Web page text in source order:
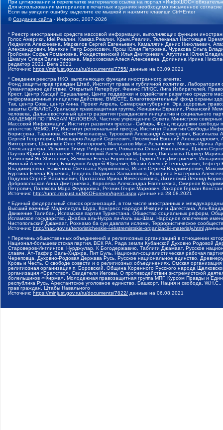
При цитировании и перепечатке материалов ссылка на портал «ИнфоШОС»
Для использования материалов в печатных изданиях необходимо письменное
Если вы увидели ошибку, выделите ее мышкой и нажмите клавиши Ctrl+Enter
©Создание сайта - Инфорос, 2007-2026
* Реестр иностранных средств массовой информации, выполняющих функции
Голос Америки, Idel.Реалии, Кавказ.Реалии, Крым.Реалии, Телеканал Настоящее
Людмила Алексеевна, Маркелов Сергей Евгеньевич, Камалягин Денис Николаевич,
Александрович, Маняхин Петр Борисович, Ярош Юлия Петровна, Чуракова Ольга
Гройсман Софья Романовна, Рождественский Илья Дмитриевич, Апухтина Юлия
Шмагун Олеся Валентиновна, Мароховская Алеся Алексеевна, Долинина Ирина
редактор 2021, Вега 2021
Источник: https://minjust.gov.ru/ru/documents/7755/ данные на 03.09.2021
* Сведения реестра НКО, выполняющих функции иностранного агента:
Фонд защиты прав граждан Штаб, Институт права и публичной политики,
Гуманитарное действие, Открытый Петербург, Феникс ПЛЮС, Лига Избирателей,
Крест, Центр Хасдей Ерушалаим, Центр поддержки и содействия развитию средств
информационных инициатив Действие, ВМЕСТЕ, Благотворительный фонд охраны
Так, центр Сова, центр Анна, Проект Апрель, Самарская губерния, Эра здоровья,
защиты СИБАЛЬТ, Уральская правозащитная группа, Женщины Евразии, Рязанский
человека, Дальневосточный центр развития гражданских инициатив и социального
АКАДЕМИЯ ПО ПРАВАМ ЧЕЛОВЕКА, Частное учреждение Совета Министров северных
Массовой Информации, Институт развития прессы - Сибирь, Фонд поддержки
агентство МЕМО. РУ, Институт региональной прессы, Институт Развития Свободы
Борисовна, Таранова Юлия Николаевна, Туровский Александр Алексеевич,
Сергей Георгиевич, Пивоваров Андрей Сергеевич, Писемский Евгений
Викторович, Шарипков Олег Викторович, Мальсагов Муса Асланович, Мошель Ирина
Александровна, Исламов Тимур Рифгатович, Романова Ольга Евгеньевна, Щаров
Паутов Юрий Анатольевич, Верховский Александр Маркович, Пислакова-Паркер
Рачинский Ян Збигневич, Жемкова Елена Борисовна, Гудков Лев Дмитриевич,
Николай Алексеевич, Блинушов Андрей Юрьевич, Мосин Алексей Геннадьевич,
Владимировна, Баженова Светлана Куприяновна, Исаев Сергей Владимирович,
Буртина Елена Юрьевна, Гендель Людмила Залмановна, Кокорина Екатерина
Подузов Сергей Васильевич, Протасова Ирина Вячеславовна, Литинский Леонид
Добровольская Анна Дмитриевна, Королева Александра Евгеньевна, Смирнов
Петрович, Полякова Мара Федоровна, Резник Генри Маркович, Захаров Герман
Источник: http://unro.minjust.ru/NKOForeignAgent.aspx данные на 28.08.2021
* Единый федеральный список организаций, в том числе иностранных и
Высший военный Маджлисуль Шура, Конгресс народов Ичкерии и Дагестана, Аль-
Движение Талибан, Исламская партия Туркестана, Общество социальных реформ,
Исламское государство, Джабха аль-Нусра ли-Ахль аш-Шам, Народное ополчение
Чистопольский Джамаат, Рохнамо ба суи давлати исломи, Террористическое
Источник: http://nac.gov.ru/terroristicheskie-i-ekstremistskie-organizacii-i-materialy.html
* Перечень общественных объединений и религиозных организаций в отношении
Национал-большевистская партия, ВЕК РА, Рада земли Кубанской Духовно Родовой
Староверов-Инглингов, Нурджулар, К Богодержавию, Таблиги Джамаат, Русское
славян, Ат-Такфир Валь-Хиджра, Пит Буль, Национал-социалистическая рабочая
Череповца, Духовно-Родовая Держава Русь, Русское национальное единство,
Кровь и Честь, О свободе совести и о религиозных объединениях, Омская
религиозная организация п. Боровский, Община Коренного Русского народа
организация «Братство», Свидетели Иеговы, О противодействии экстремистской
болельщиков «Фирма», Молодежная правозащитная группа МПГ, Курсом Правды и
республика Русь, Арестантское уголовное единство, Башкорт, Нация и свобода,
прав граждан, Штабы Навального
Источник: https://minjust.gov.ru/ru/documents/7822/ данные на 06.08.2021